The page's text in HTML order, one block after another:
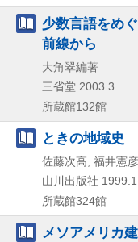
少数言語をめ
前線から
大角翠編著
三省堂 2003.3
所蔵館132館
ときの地域史
佐藤次高, 福井憲
山川出版社 1999.1
所蔵館324館
メソアメリカ